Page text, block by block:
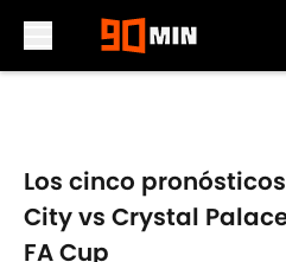
Los cinco
City vs Crystal
FA Cup